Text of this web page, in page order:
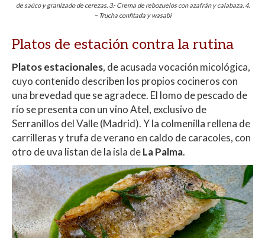
de saúco y granizado de cerezas. 3.- Crema de rebozuelos con azafrán y calabaza. 4.
– Trucha confitada y wasabi
Platos de estación contra la rutina
Platos estacionales, de acusada vocación micológica,
cuyo contenido describen los propios cocineros con
una brevedad que se agradece. El lomo de pescado de
río se presenta con un vino Atel, exclusivo de
Serranillos del Valle (Madrid). Y la colmenilla rellena de
carrilleras y trufa de verano en caldo de caracoles, con
otro de uva listan de la isla deLa Palma.